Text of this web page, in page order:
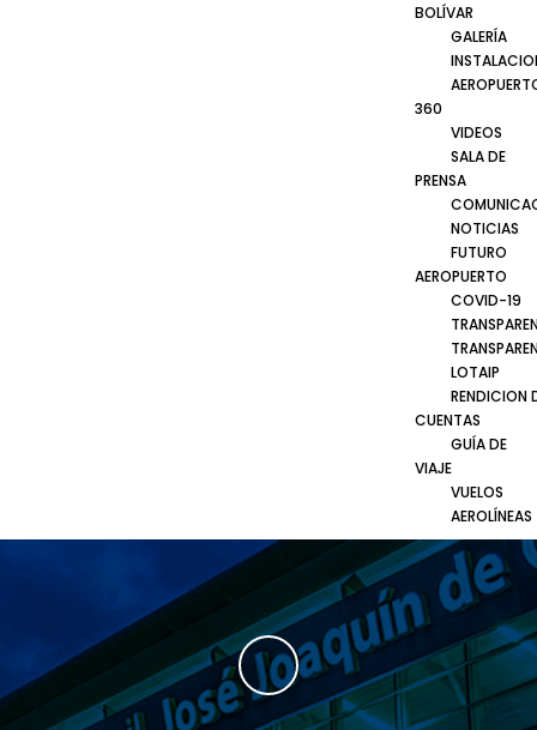
BOLÍVAR
GALERÍA
360
VIDEOS
SALA DE
PRENSA
NOTICIAS
FUTURO
AEROPUERTO
COVID-19
LOTAIP
RENDICION
CUENTAS
GUÍA DE
VIAJE
VUELOS
AEROLÍNEAS